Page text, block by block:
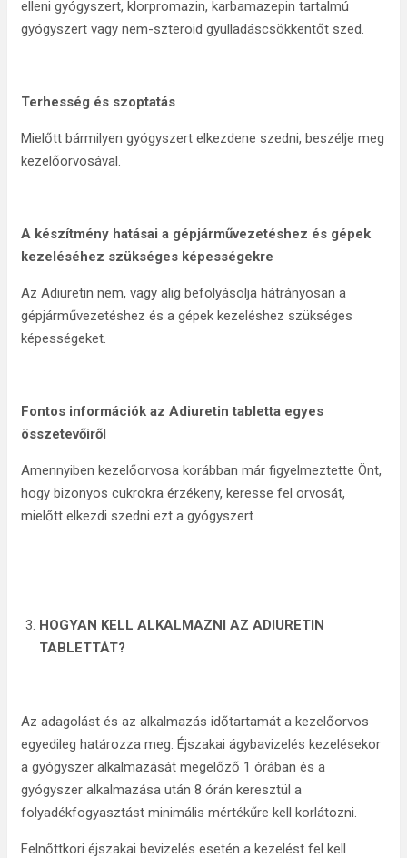
elleni gyógyszert, klorpromazin, karbamazepin tartalmú
gyógyszert vagy nem-szteroid gyulladáscsökkentőt szed.
Terhesség és szoptatás
Mielőtt bármilyen gyógyszert elkezdene szedni, beszélje meg
kezelőorvosával.
A készítmény hatásai a gépjárművezetéshez és gépek
kezeléséhez szükséges képességekre
Az Adiuretin nem, vagy alig befolyásolja hátrányosan a
gépjárművezetéshez és a gépek kezeléshez szükséges
képességeket.
Fontos információk az Adiuretin tabletta egyes
összetevőiről
Amennyiben kezelőorvosa korábban már figyelmeztette Önt,
hogy bizonyos cukrokra érzékeny, keresse fel orvosát,
mielőtt elkezdi szedni ezt a gyógyszert.
HOGYAN KELL ALKALMAZNI AZ ADIURETIN
TABLETTÁT?
Az adagolást és az alkalmazás időtartamát a kezelőorvos
egyedileg határozza meg. Éjszakai ágybavizelés kezelésekor
a gyógyszer alkalmazását megelőző 1 órában és a
gyógyszer alkalmazása után 8 órán keresztül a
folyadékfogyasztást minimális mértékűre kell korlátozni.
Felnőttkori éjszakai bevizelés esetén a kezelést fel kell